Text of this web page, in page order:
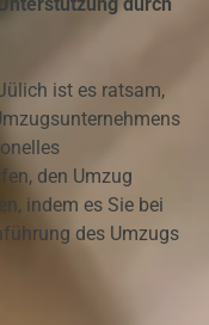
ist es ratsam,
den Umzug
indem es Sie bei
des Umzugs